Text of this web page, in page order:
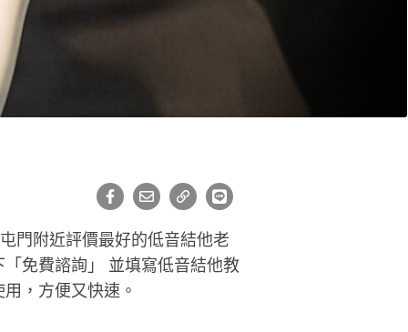
門附近評價最好的低音結他老
免費諮詢」 並填寫低音結他教
，方便又快速。